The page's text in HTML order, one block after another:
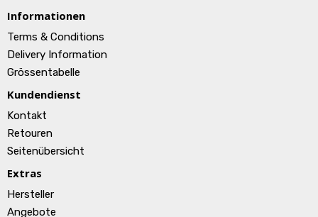
Informationen
Terms & Conditions
Delivery Information
Grössentabelle
Kundendienst
Kontakt
Retouren
Seitenübersicht
Extras
Hersteller
Angebote